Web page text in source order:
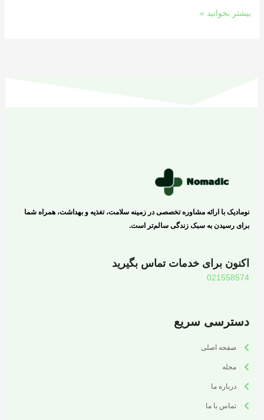
بیشتر بخوانید »
نومادیک با ارائه مشاوره تخصصی در زمینه سلامت، تغذیه و بهداشت، همراه شما
برای رسیدن به سبک زندگی سالم‌تر است.
اکنون برای خدمات تماس بگیرید
021558574
دسترسی سریع
صفحه اصلی
مجله
درباره ما
تماس با ما